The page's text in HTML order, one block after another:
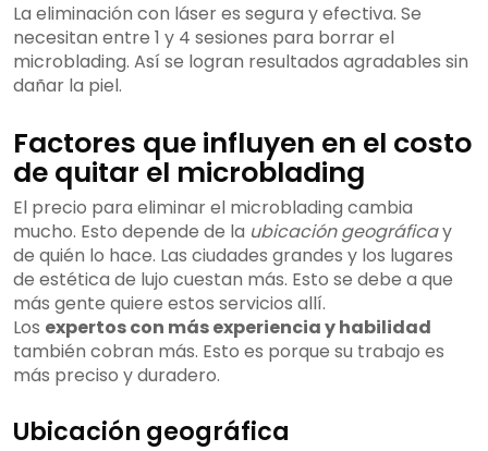
La eliminación con láser es segura y efectiva. Se
necesitan entre 1 y 4 sesiones para borrar el
microblading. Así se logran resultados agradables sin
dañar la piel.
Factores que influyen en el costo
de quitar el microblading
El precio para eliminar el microblading cambia
mucho. Esto depende de la ubicación geográficay
de quién lo hace. Las ciudades grandes y los lugares
de estética de lujo cuestan más. Esto se debe a que
más gente quiere estos servicios allí.
Los expertos con más experiencia y habilidad
también cobran más. Esto es porque su trabajo es
más preciso y duradero.
Ubicación geográfica